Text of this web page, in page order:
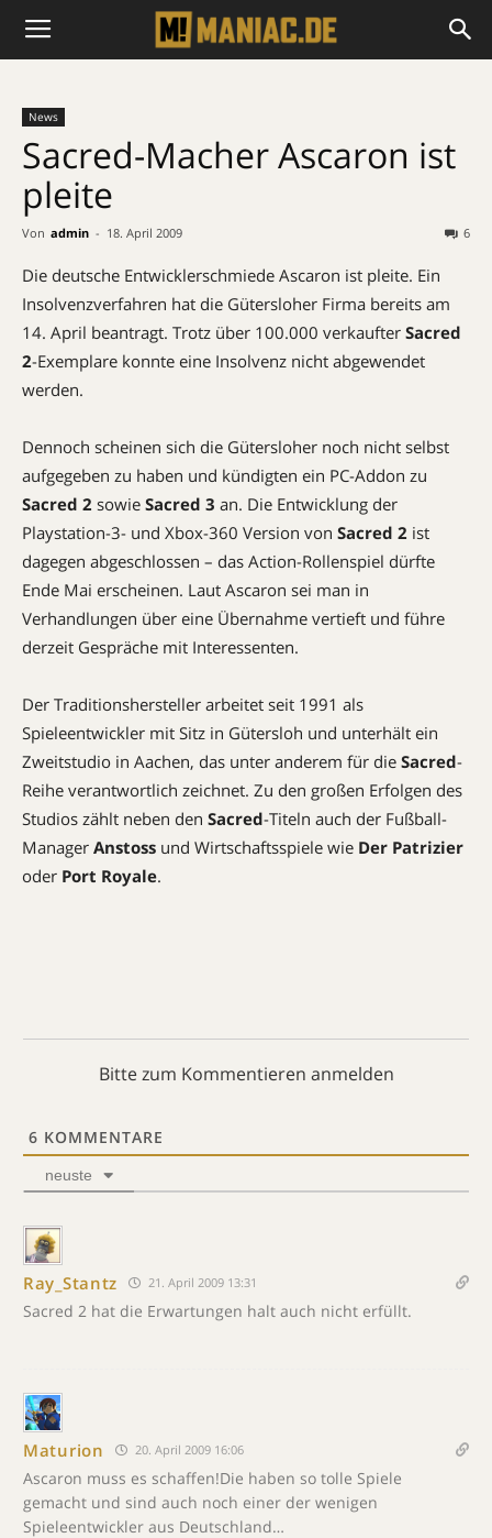
News
Sacred-Macher Ascaron ist
pleite
Von admin - 18. April 2009 6
Die deutsche Entwicklerschmiede Ascaron ist pleite. Ein
Insolvenzverfahren hat die Gütersloher Firma bereits am
14. April beantragt. Trotz über 100.000 verkaufter Sacred
2-Exemplare konnte eine Insolvenz nicht abgewendet
werden.
Dennoch scheinen sich die Gütersloher noch nicht selbst
aufgegeben zu haben und kündigten ein PC-Addon zu
Sacred 2 sowie Sacred 3 an. Die Entwicklung der
Playstation-3- und Xbox-360 Version von Sacred 2 ist
dagegen abgeschlossen – das Action-Rollenspiel dürfte
Ende Mai erscheinen. Laut Ascaron sei man in
Verhandlungen über eine Übernahme vertieft und führe
derzeit Gespräche mit Interessenten.
Der Traditionshersteller arbeitet seit 1991 als
Spieleentwickler mit Sitz in Gütersloh und unterhält ein
Zweitstudio in Aachen, das unter anderem für die Sacred-
Reihe verantwortlich zeichnet. Zu den großen Erfolgen des
Studios zählt neben den Sacred-Titeln auch der Fußball-
Manager Anstoss und Wirtschaftsspiele wie Der Patrizier
oder Port Royale.
Bitte zum Kommentieren anmelden
6 KOMMENTARE
neuste
Ray_Stantz 21. April 2009 13:31
Sacred 2 hat die Erwartungen halt auch nicht erfüllt.
Maturion 20. April 2009 16:06
Ascaron muss es schaffen!Die haben so tolle Spiele
gemacht und sind auch noch einer der wenigen
Spieleentwickler aus Deutschland…